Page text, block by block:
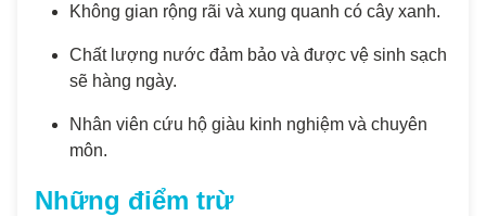
Không gian rộng rãi và xung quanh có cây xanh.
Chất lượng nước đảm bảo và được vệ sinh sạch
sẽ hàng ngày.
Nhân viên cứu hộ giàu kinh nghiệm và chuyên
môn.
Những điểm trừ